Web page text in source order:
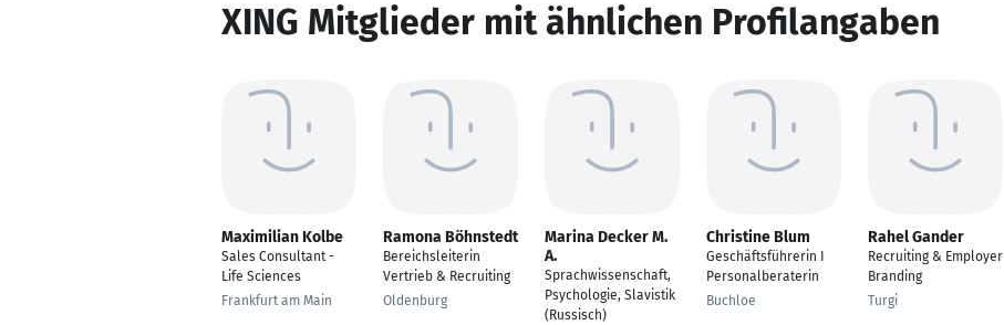
XING Mitglieder mit ähnlichen Profilangaben
Maximilian Kolbe
Sales Consultant -
Life Sciences
Frankfurt am Main
Ramona Böhnstedt
Bereichsleiterin
Vertrieb & Recruiting
Oldenburg
Marina Decker M.
A.
Sprachwissenschaft,
Psychologie, Slavistik
(Russisch)
Christine Blum
Geschäftsführerin I
Personalberaterin
Buchloe
Rahel Gander
Recruiting & Employer
Branding
Turgi